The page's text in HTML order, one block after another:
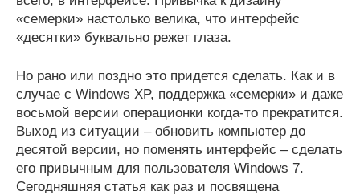
«семерки» настолько велика, что интерфейс
«десятки» буквально режет глаза.
Но рано или поздно это придется сделать. Как и в
случае с Windows XP, поддержка «семерки» и даже
восьмой версии операционки когда-то прекратится.
Выход из ситуации – обновить компьютер до
десятой версии, но поменять интерфейс – сделать
его привычным для пользователя Windows 7.
Сегодняшняя статья как раз и посвящена